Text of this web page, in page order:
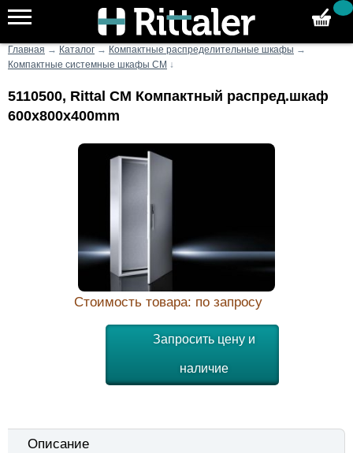
Главная → Каталог → Компактные распределительные шкафы →
Компактные системные шкафы CM ↓
5110500, Rittal CM Компактный распред.шкаф
600x800x400mm
Стоимость товара: по запросу
Запросить цену и
наличие
Описание